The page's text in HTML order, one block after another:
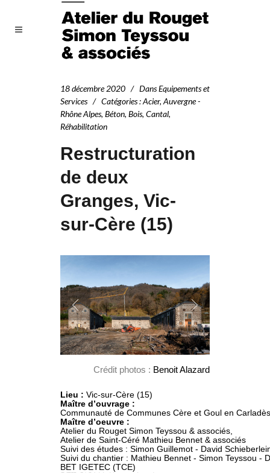
18 décembre 2020 DansEquipements et
Services
Catégories:Acier, Auvergne -
Rhône Alpes, Béton, Bois, Cantal,
Réhabilitation
Restructuration
de deux
Granges, Vic-
sur-Cère (15)
Crédit photos : Benoit Alazard
Lieu : Vic-sur-Cère (15)
Communauté de Communes Cère et Goul en Carladès
Maître d’oeuvre :
Atelier du Rouget Simon Teyssou & associés,
Atelier de Saint-Céré Mathieu Bennet & associés
Suivi des études : Simon Guillemot - David
Suivi du chantier : Mathieu Bennet - Simon Teyssou -
BET IGETEC (TCE)